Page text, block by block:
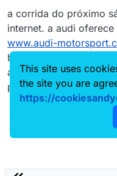
a corrida do próximo
internet. a audi
www.audi-
brasília). outras
acompanhadas pelo
páginas oficiais no
This site uses
the site you are
https://